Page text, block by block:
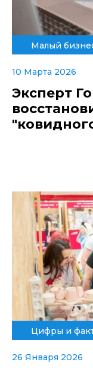
Малый
10 Марта 2026
Эксперт
Цифры и
26 Января 2026